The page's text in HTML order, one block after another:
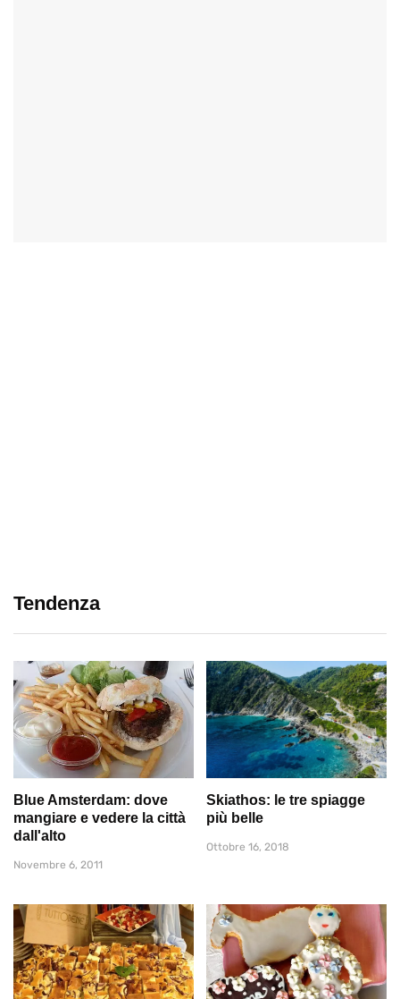
Tendenza
Blue Amsterdam: dove
mangiare e vedere la città
dall'alto
Novembre 6, 2011
Skiathos: le tre spiagge
più belle
Ottobre 16, 2018